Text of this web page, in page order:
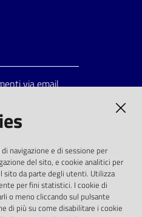
via email
dalla direttiva
d.lgs. 36/2006
navigazione e di sessione per
del sito, e cookie analitici per
sito da parte degli utenti. Utilizza
per fini statistici. I cookie di
o meno cliccando sul pulsante
di più su come disabilitare i cookie